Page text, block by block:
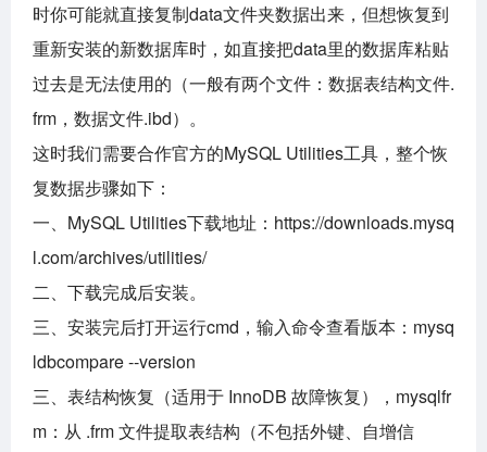
时你可能就直接复制data文件夹数据出来，但想恢复到
重新安装的新数据库时，如直接把data里的数据库粘贴
过去是无法使用的（一般有两个文件：数据表结构文件.
frm，数据文件.ibd）。
这时我们需要合作官方的MySQL Utilities工具，整个恢
复数据步骤如下：
一、MySQL Utilities下载地址：https://downloads.mysq
l.com/archives/utilities/
二、下载完成后安装。
三、安装完后打开运行cmd，输入命令查看版本：mysq
ldbcompare --version
三、表结构恢复（适用于 InnoDB 故障恢复），mysqlfr
m：从 .frm 文件提取表结构（不包括外键、自增信